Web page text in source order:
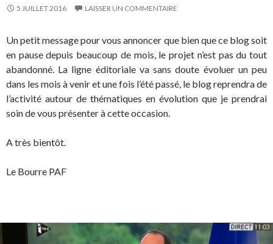
5 JUILLET 2016 LAISSER UN COMMENTAIRE
Un petit message pour vous annoncer que bien que ce blog soit
en pause depuis beaucoup de mois, le projet n’est pas du tout
abandonné. La ligne éditoriale va sans doute évoluer un peu
dans les mois à venir et une fois l’été passé, le blog reprendra de
l’activité autour de thématiques en évolution que je prendrai
soin de vous présenter à cette occasion.
A très bientôt.
Le Bourre PAF